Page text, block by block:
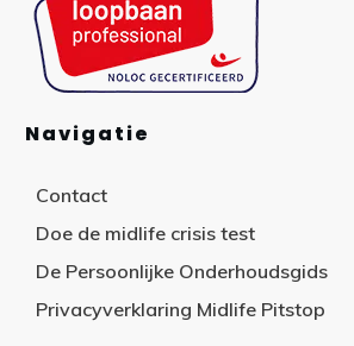
Navigatie
Contact
Doe de midlife crisis test
De Persoonlijke Onderhoudsgids
Privacyverklaring Midlife Pitstop